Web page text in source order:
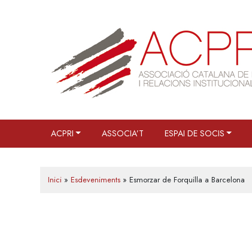
ACPRI ASSOCIA’T ESPAI DE SOCIS
Inici» Esdeveniments» Esmorzar de Forquilla a Barcelona